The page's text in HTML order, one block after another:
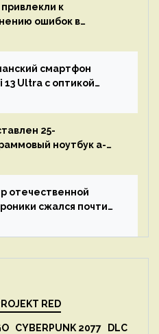
привлекли к
ошибок в
до полного
кода и
что пошло не так
смартфон
13 Ultra с оптикой
18 апреля
25-
ноутбук a-
DDR5 и шесть
отечественной
сжался почти
RED
CYBERPUNK 2077 DLC